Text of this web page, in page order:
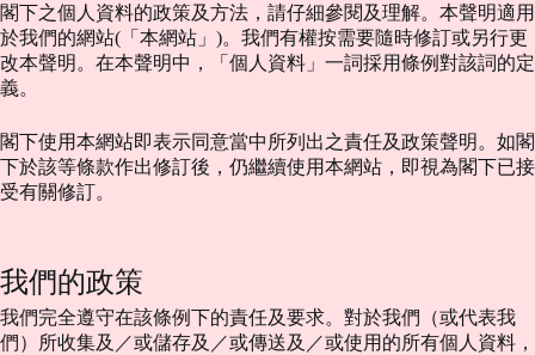
閣下之個人資料的政策及方法，請仔細參閱及理解。本聲明適用
於我們的網站(「本網站」)。我們有權按需要隨時修訂或另行更
改本聲明。在本聲明中，「個人資料」一詞採用條例對該詞的定
義。
閣下使用本網站即表示同意當中所列出之責任及政策聲明。如閣
下於該等條款作出修訂後，仍繼續使用本網站，即視為閣下已接
受有關修訂。
我們的政策
我們完全遵守在該條例下的責任及要求。對於我們（或代表我
們）所收集及／或儲存及／或傳送及／或使用的所有個人資料，